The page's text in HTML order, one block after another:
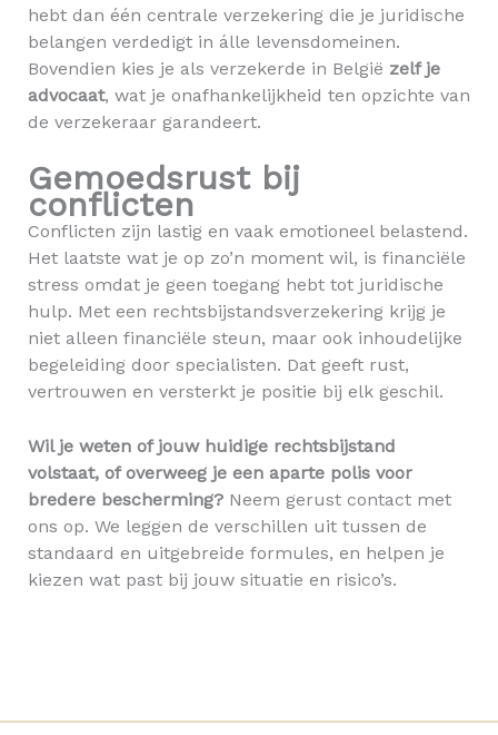
hebt dan één centrale verzekering die je juridische
belangen verdedigt in álle levensdomeinen.
Bovendien kies je als verzekerde in België zelf je
advocaat, wat je onafhankelijkheid ten opzichte van
de verzekeraar garandeert.
Gemoedsrust bij
conflicten
Conflicten zijn lastig en vaak emotioneel belastend.
Het laatste wat je op zo’n moment wil, is financiële
stress omdat je geen toegang hebt tot juridische
hulp. Met een rechtsbijstandsverzekering krijg je
niet alleen financiële steun, maar ook inhoudelijke
begeleiding door specialisten. Dat geeft rust,
vertrouwen en versterkt je positie bij elk geschil.
Wil je weten of jouw huidige rechtsbijstand
volstaat, of overweeg je een aparte polis voor
bredere bescherming?Neem gerust contact met
ons op. We leggen de verschillen uit tussen de
standaard en uitgebreide formules, en helpen je
kiezen wat past bij jouw situatie en risico’s.